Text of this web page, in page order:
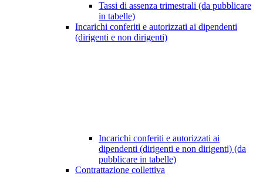
Tassi di assenza trimestrali (da pubblicare
in tabelle)
Incarichi conferiti e autorizzati ai dipendenti
(dirigenti e non dirigenti)
Incarichi conferiti e autorizzati ai
dipendenti (dirigenti e non dirigenti) (da
pubblicare in tabelle)
Contrattazione collettiva